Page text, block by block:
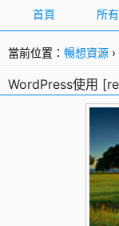
首頁 所
當前位置： 暢想資源 ›
WordPress使用